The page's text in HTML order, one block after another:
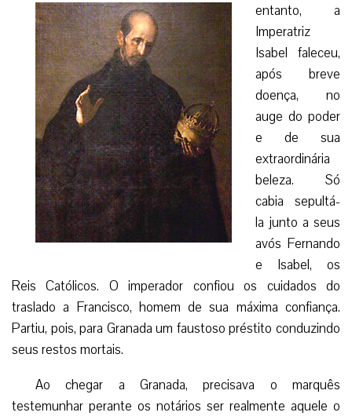
entanto, a
Imperatriz
Isabel faleceu,
após breve
doença, no
auge do poder
e de sua
extraordinária
beleza. Só
cabia sepultá-
la junto a seus
avós Fernando
e Isabel, os
Reis Católicos. O imperador confiou os cuidados do
traslado a Francisco, homem de sua máxima confiança.
Partiu, pois, para Granada um faustoso préstito conduzindo
seus restos mortais.
Ao chegar a Granada, precisava o marquês
testemunhar perante os notários ser realmente aquele o